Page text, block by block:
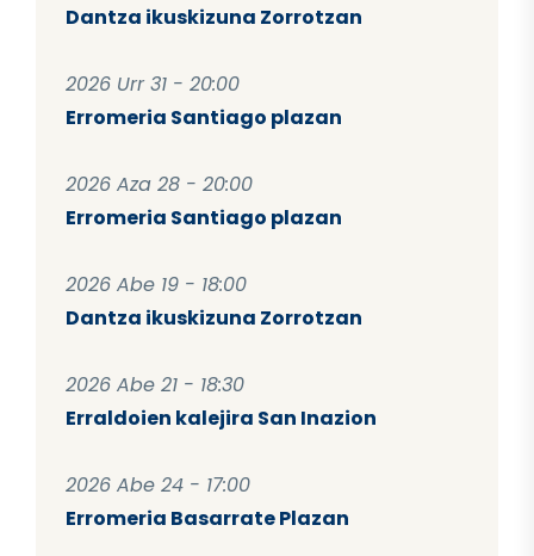
Dantza ikuskizuna Zorrotzan
2026 Urr 31 - 20:00
Erromeria Santiago plazan
2026 Aza 28 - 20:00
Erromeria Santiago plazan
2026 Abe 19 - 18:00
Dantza ikuskizuna Zorrotzan
2026 Abe 21 - 18:30
Erraldoien kalejira San Inazion
2026 Abe 24 - 17:00
Erromeria Basarrate Plazan